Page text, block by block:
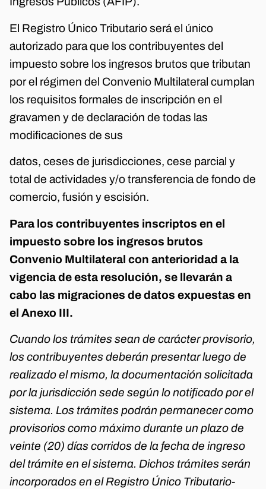
El Registro Único Tributario será el único
autorizado para que los contribuyentes del
impuesto sobre los ingresos brutos que tributan
por el régimen del Convenio Multilateral cumplan
los requisitos formales de inscripción en el
gravamen y de declaración de todas las
modificaciones de sus
datos, ceses de jurisdicciones, cese parcial y
total de actividades y/o transferencia de fondo de
comercio, fusión y escisión.
Para los contribuyentes inscriptos en el
impuesto sobre los ingresos brutos
Convenio Multilateral con anterioridad a la
vigencia de esta resolución, se llevarán a
cabo las migraciones de datos expuestas en
el Anexo III.
Cuando los trámites sean de carácter provisorio,
los contribuyentes deberán presentar luego de
realizado el mismo, la documentación solicitada
por la jurisdicción sede según lo notificado por el
sistema. Los trámites podrán permanecer como
provisorios como máximo durante un plazo de
veinte (20) días corridos de la fecha de ingreso
del trámite en el sistema. Dichos trámites serán
incorporados en el Registro Único Tributario-